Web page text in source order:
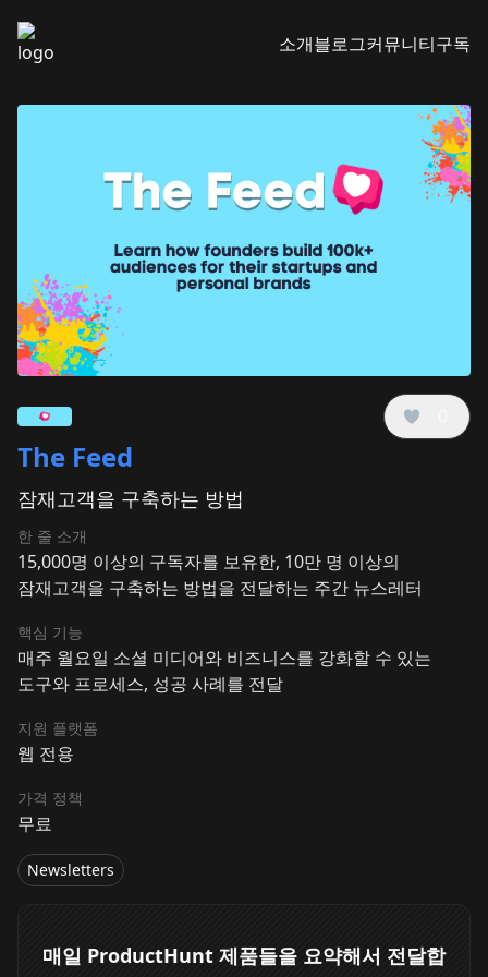
소개블로그커뮤니티구독
The Feed
잠재고객을 구축하는 방법
한 줄 소개
15,000명 이상의 구독자를 보유한, 10만 명 이상의
잠재고객을 구축하는 방법을 전달하는 주간 뉴스레터
핵심 기능
매주 월요일 소셜 미디어와 비즈니스를 강화할 수 있는
도구와 프로세스, 성공 사례를 전달
지원 플랫폼
웹 전용
가격 정책
무료
Newsletters
매일 ProductHunt 제품들을 요약해서 전달합